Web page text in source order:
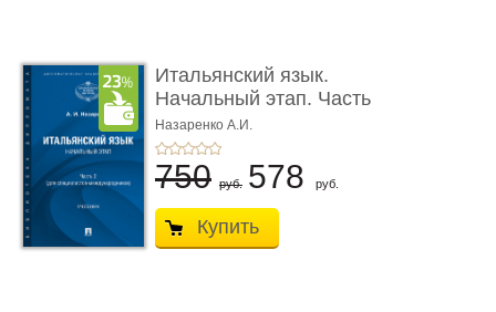
Итальянский язык.
Начальный этап. Часть
2. Учеб� ...
Назаренко А.И.
750 руб. 578 руб.
Купить